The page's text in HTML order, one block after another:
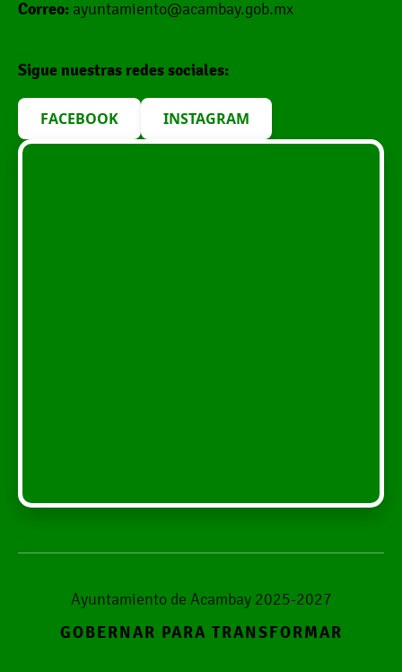
Correo: ayuntamiento@acambay.gob.mx
Sigue nuestras redes sociales:
FACEBOOK INSTAGRAM
Ayuntamiento de Acambay 2025-2027
GOBERNAR PARA TRANSFORMAR